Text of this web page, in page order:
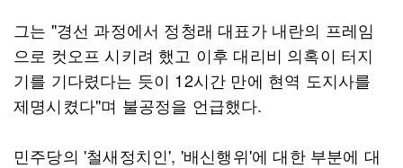
그는 "경선 과정에서 정청래 대표가 내란의 프레임
으로 컷오프 시키려 했고 이후 대리비 의혹이 터지
기를 기다렸다는 듯이 12시간 만에 현역 도지사를
제명시켰다"며 불공정을 언급했다.
민주당의 '철새정치인', '배신행위'에 대한 부분에 대